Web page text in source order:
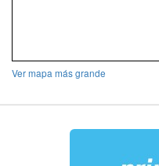
Ver mapa más grande